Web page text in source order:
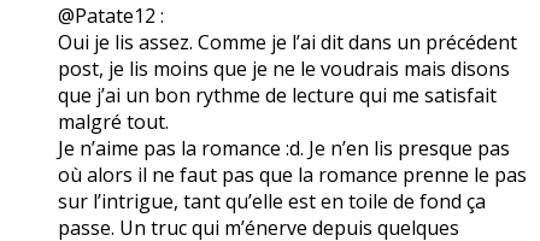
@Patate12 :
Oui je lis assez. Comme je l’ai dit dans un précédent
post, je lis moins que je ne le voudrais mais disons
que j’ai un bon rythme de lecture qui me satisfait
malgré tout.
Je n’aime pas la romance :d. Je n’en lis presque pas
où alors il ne faut pas que la romance prenne le pas
sur l’intrigue, tant qu’elle est en toile de fond ça
passe. Un truc qui m’énerve depuis quelques